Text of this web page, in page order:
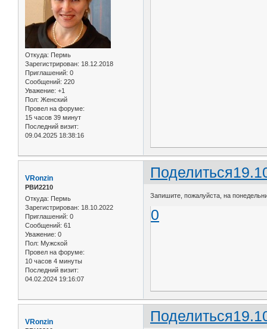
Откуда: Пермь
Зарегистрирован: 18.12.2018
Приглашений: 0
Сообщений: 220
Уважение: +1
Пол: Женский
Провел на форуме:
15 часов 39 минут
Последний визит:
09.04.2025 18:38:16
Поделиться
VRonzin
РВИ2210
Откуда: Пермь
Зарегистрирован: 18.10.2022
Приглашений: 0
Сообщений: 61
Уважение: 0
Пол: Мужской
Провел на форуме:
10 часов 4 минуты
Последний визит:
04.02.2024 19:16:07
Запишите, пожалуйста, на
0
Поделиться
VRonzin